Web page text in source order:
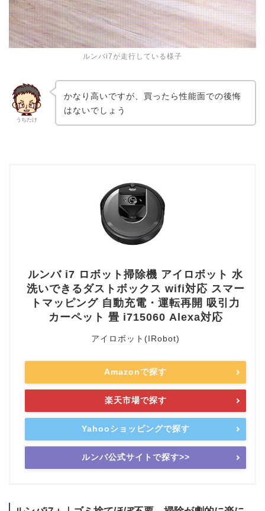
ルンバi7が走行している様子
うちたけ
かなり高いですが、買ったら性能面での後悔
はないでしょう
ルンバ i7 ロボット掃除機 アイロボット 水
洗いできるダストボックス wifi対応 スマー
トマッピング 自動充電・運転再開 吸引力
カーペット 畳 i715060 Alexa対応
アイロボット(IRobot)
Amazonで探す
楽天市場で探す
Yahooショッピングで探す
ルンバ公式サイトで探す>>